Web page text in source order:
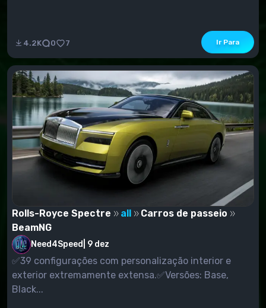
4.2K 0 7 Ir Para
Rolls-Royce Spectre all
Carros de passeio
BeamNG
Need4Speed 9 dez
✅39 configurações com personalização interior e
exterior extremamente extensa.✅Versões: Base,
Black...